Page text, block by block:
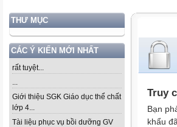
THƯ MỤC
CÁC Ý KIẾN MỚI NHẤT
rất tuyệt...
...
Giới thiệu SGK Giáo dục thể chất
lớp 4...
Tài liệu phục vụ bồi dưỡng GV
Truy
Bạn
khẩu